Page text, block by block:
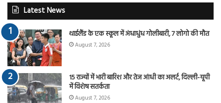
Latest News
थाईलैंड के एक स्कूल में अंधाधुंध गोलीबारी, 7 लोगो की मौत
August 7, 2026
15 राज्यों में भारी बारिश और तेज आंधी का अलर्ट, दिल्ली-यूपी
में विशेष सतर्कता
August 7, 2026